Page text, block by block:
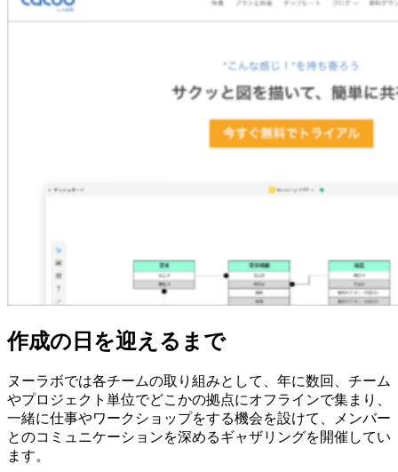
作成の日を迎えるまで
ヌーラボでは各チームの取り組みとして、年に数回、チーム
やプロジェクト単位でどこかの拠点にオフラインで集まり、
一緒に仕事やワークショップをする機会を設けて、メンバー
とのコミュニケーションを深めるギャザリングを開催してい
ます。